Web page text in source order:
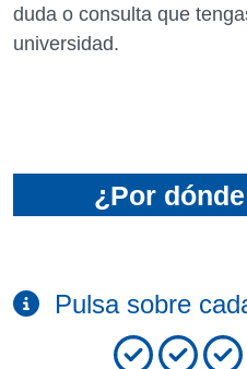
duda o consulta que
universidad.
¿Por
Pulsa sobre